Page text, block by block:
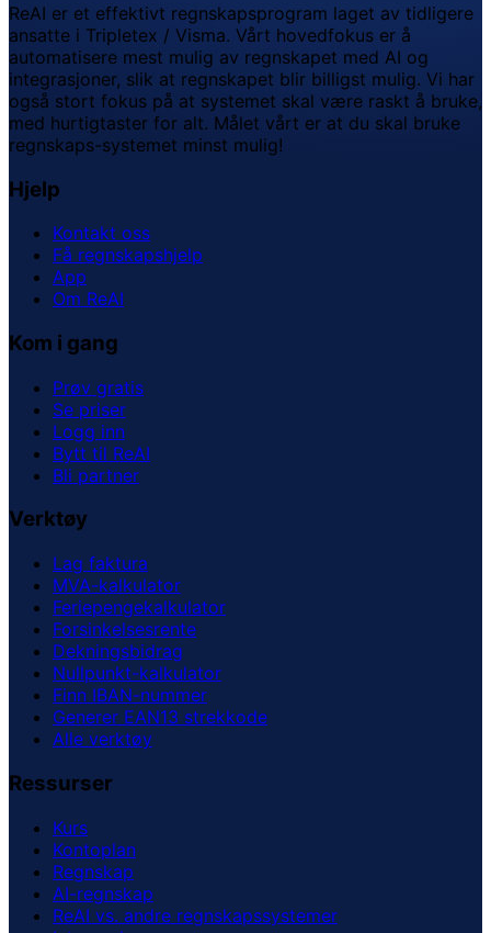
ReAI er et effektivt regnskapsprogram laget av tidligere
ansatte i Tripletex / Visma. Vårt hovedfokus er å
automatisere mest mulig av regnskapet med AI og
integrasjoner, slik at regnskapet blir billigst mulig. Vi har
også stort fokus på at systemet skal være raskt å bruke,
med hurtigtaster for alt. Målet vårt er at du skal bruke
regnskaps-systemet minst mulig!
Hjelp
Kontakt oss
Få regnskapshjelp
App
Om ReAI
Kom i gang
Prøv gratis
Se priser
Logg inn
Bytt til ReAI
Bli partner
Verktøy
Lag faktura
MVA-kalkulator
Feriepengekalkulator
Forsinkelsesrente
Dekningsbidrag
Nullpunkt-kalkulator
Finn IBAN-nummer
Generer EAN13 strekkode
Alle verktøy
Ressurser
Kurs
Kontoplan
Regnskap
AI-regnskap
ReAI vs. andre regnskapssystemer